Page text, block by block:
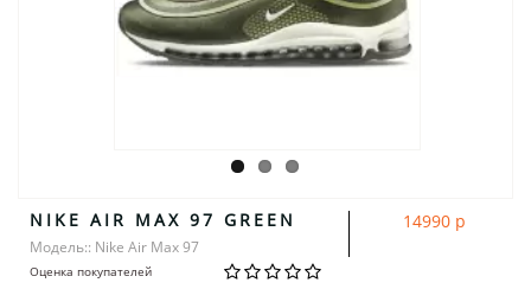
NIKE AIR MAX 97 GREEN
Модель:: Nike Air Max 97
Оценка покупателей
14990 р